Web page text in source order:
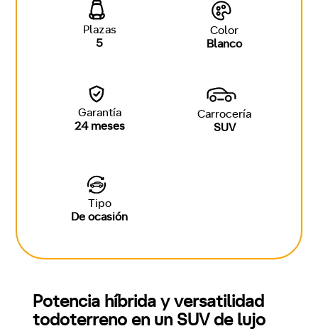
Plazas
5
Color
Blanco
Garantía
24 meses
Carrocería
SUV
Tipo
De ocasión
Potencia híbrida y versatilidad
todoterreno en un SUV de lujo